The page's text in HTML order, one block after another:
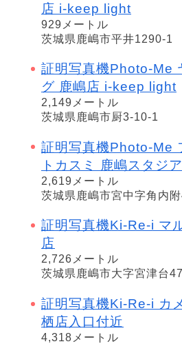
店 i-keep light
929メートル
茨城県鹿嶋市平井1290-1
証明写真機Photo-Me
グ 鹿嶋店 i-keep light
2,149メートル
茨城県鹿嶋市厨3-10-1
証明写真機Photo-Me
トカスミ 鹿嶋スタジ
2,619メートル
茨城県鹿嶋市宮中字角内
証明写真機Ki-Re-i マ
店
2,726メートル
茨城県鹿嶋市大字宮津台
証明写真機Ki-Re-i カ
栖店入口付近
4,318メートル